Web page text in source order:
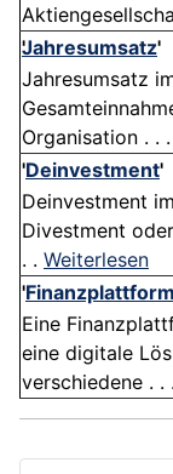
Jahresumsatz'
Jahresumsatz
Organisation . . .
'Deinvestment'
Deinvestment
Divestment
. . Weiterlesen
'Finanzplattform
Eine
eine digitale
verschiedene . . .